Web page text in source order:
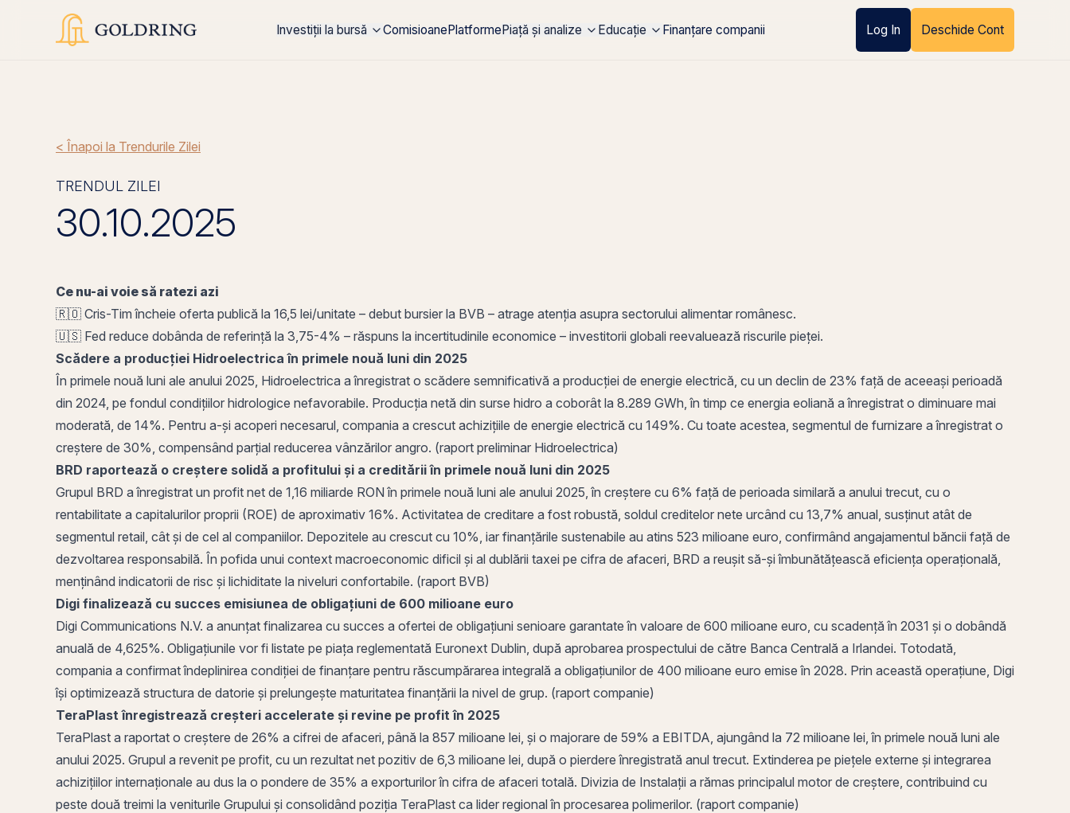
Investiții la bursă ComisioanePlatformePiață și analize Educație Finanțare companii Log In Deschide Cont
< Înapoi la Trendurile Zilei
TRENDUL ZILEI
30.10.2025
Ce nu-ai voie să ratezi azi
🇷🇴 Cris-Tim încheie oferta publică la 16,5 lei/unitate – debut bursier la BVB – atrage atenția asupra sectorului alimentar românesc.
🇺🇸 Fed reduce dobânda de referință la 3,75-4% – răspuns la incertitudinile economice – investitorii globali reevaluează riscurile pieței.
Scădere a producției Hidroelectrica în primele nouă luni din 2025
În primele nouă luni ale anului 2025, Hidroelectrica a înregistrat o scădere semnificativă a producției de energie electrică, cu un declin de 23% față de aceeași perioadă
din 2024, pe fondul condițiilor hidrologice nefavorabile. Producția netă din surse hidro a coborât la 8.289 GWh, în timp ce energia eoliană a înregistrat o diminuare mai
moderată, de 14%. Pentru a-și acoperi necesarul, compania a crescut achizițiile de energie electrică cu 149%. Cu toate acestea, segmentul de furnizare a înregistrat o
creștere de 30%, compensând parțial reducerea vânzărilor angro. (raport preliminar Hidroelectrica)
BRD raportează o creștere solidă a profitului și a creditării în primele nouă luni din 2025
Grupul BRD a înregistrat un profit net de 1,16 miliarde RON în primele nouă luni ale anului 2025, în creștere cu 6% față de perioada similară a anului trecut, cu o
rentabilitate a capitalurilor proprii (ROE) de aproximativ 16%. Activitatea de creditare a fost robustă, soldul creditelor nete urcând cu 13,7% anual, susținut atât de
segmentul retail, cât și de cel al companiilor. Depozitele au crescut cu 10%, iar finanțările sustenabile au atins 523 milioane euro, confirmând angajamentul băncii față de
dezvoltarea responsabilă. În pofida unui context macroeconomic dificil și al dublării taxei pe cifra de afaceri, BRD a reușit să-și îmbunătățească eficiența operațională,
menținând indicatorii de risc și lichiditate la niveluri confortabile. (raport BVB)
Digi finalizează cu succes emisiunea de obligațiuni de 600 milioane euro
Digi Communications N.V. a anunțat finalizarea cu succes a ofertei de obligațiuni senioare garantate în valoare de 600 milioane euro, cu scadență în 2031 și o dobândă
anuală de 4,625%. Obligațiunile vor fi listate pe piața reglementată Euronext Dublin, după aprobarea prospectului de către Banca Centrală a Irlandei. Totodată,
compania a confirmat îndeplinirea condiției de finanțare pentru răscumpărarea integrală a obligațiunilor de 400 milioane euro emise în 2028. Prin această operațiune, Digi
își optimizează structura de datorie și prelungește maturitatea finanțării la nivel de grup. (raport companie)
TeraPlast înregistrează creșteri accelerate și revine pe profit în 2025
TeraPlast a raportat o creștere de 26% a cifrei de afaceri, până la 857 milioane lei, și o majorare de 59% a EBITDA, ajungând la 72 milioane lei, în primele nouă luni ale
anului 2025. Grupul a revenit pe profit, cu un rezultat net pozitiv de 6,3 milioane lei, după o pierdere înregistrată anul trecut. Extinderea pe piețele externe și integrarea
achizițiilor internaționale au dus la o pondere de 35% a exporturilor în cifra de afaceri totală. Divizia de Instalații a rămas principalul motor de creștere, contribuind cu
peste două treimi la veniturile Grupului și consolidând poziția TeraPlast ca lider regional în procesarea polimerilor. (raport companie)